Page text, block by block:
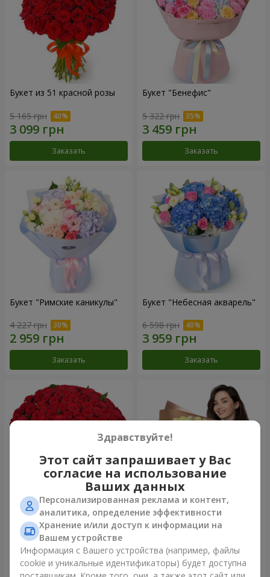
Букет из 51 красной розы
5 165 грн
Заказать
Букет "Бенефис"
5 322 грн
Заказать
Букет "Римские каникулы"
4 227 грн
Заказать
Букет "Небесная акварель"
6 598 грн
Заказать
101 красная роза
10 180 грн
Заказать
Букет "Сердце – сердцу"
Заказать
Здравствуйте!
Этот сайт запрашивает у Вас
согласие на использование
Ваших данных
Персонализированная реклама и контент,
аналитика, определение эффективности
Хранение и/или доступ к информации на
Вашем устройстве
Информация с Вашего устройства (например, файлы
cookie и уникальные идентификаторы) будет доступна